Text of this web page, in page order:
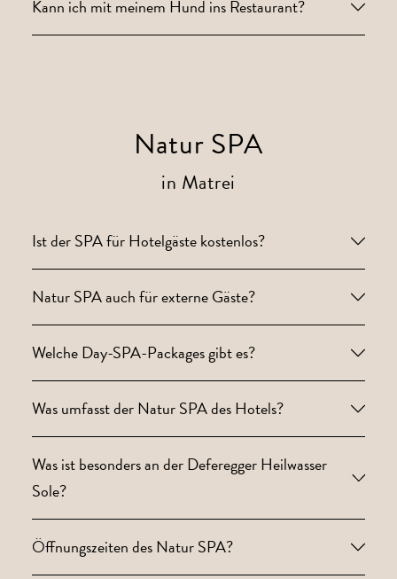
Kann ich mit meinem Hund ins Restaurant?
Natur SPA
in Matrei
Ist der SPA für Hotelgäste kostenlos?
Natur SPA auch für externe Gäste?
Welche Day-SPA-Packages gibt es?
Was umfasst der Natur SPA des Hotels?
Was ist besonders an der Deferegger Heilwasser
Sole?
Öffnungszeiten des Natur SPA?